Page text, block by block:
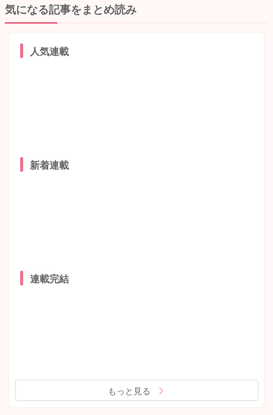
気になる記事をまとめ読み
人気連載
新着連載
連載完結
もっと見る